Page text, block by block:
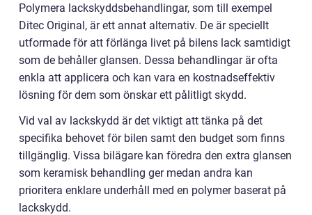
Polymera lackskyddsbehandlingar, som till exempel
Ditec Original, är ett annat alternativ. De är speciellt
utformade för att förlänga livet på bilens lack samtidigt
som de behåller glansen. Dessa behandlingar är ofta
enkla att applicera och kan vara en kostnadseffektiv
lösning för dem som önskar ett pålitligt skydd.
Vid val av lackskydd är det viktigt att tänka på det
specifika behovet för bilen samt den budget som finns
tillgänglig. Vissa bilägare kan föredra den extra glansen
som keramisk behandling ger medan andra kan
prioritera enklare underhåll med en polymer baserat på
lackskydd.